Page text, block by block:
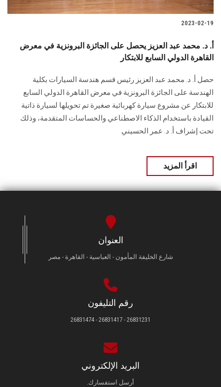
الزائـرون
سجل الان
2023-02-19
أ. د. محمد عبد العزيز يحصل على الجائزة البرونزية في معرض
القاهرة الدولي السابع للابتكار
حصل أ. د. محمد عبد العزيز رئيس قسم هندسة السيارات بكلية
الهندسة على الجائزة البرونزية في معرض القاهرة الدولي السابع
للابتكار عن مشروع سيارة كهربائية صغيرة تم تحويلها لسيارة ذاتية
القيادة باستخدام الذكاء الاصطناعي والحساسات المتقدمة، وذلك
تحت إشراف أ. د. عمر الحسيني
اقرأ المزيد
العنوان
شارع الخليفة المأمون - العباسية - القاهرة - مصر
رقم التليفون
26831231 - 26831417 - 26831474
البريد الإلكتروني
أرسل استفسارك.